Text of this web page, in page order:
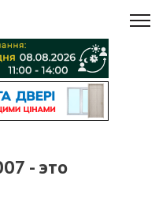
- это